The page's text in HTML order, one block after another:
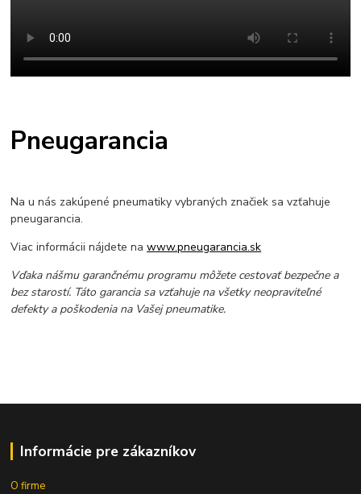
Pneugarancia
Na u nás zakúpené pneumatiky vybraných značiek sa vzťahuje
pneugarancia.
Viac informácii nájdete nawww.pneugarancia.sk
Vďaka nášmu garančnému programu môžete cestovať bezpečne a
bez starostí. Táto garancia sa vzťahuje na všetky neopraviteľné
defekty a poškodenia na Vašej pneumatike.
Informácie pre zákazníkov
O firme